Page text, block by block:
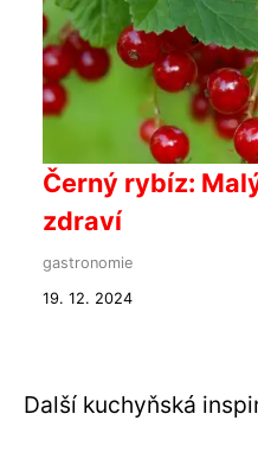
Černý rybíz:
zdraví
gastronomie
19. 12. 2024
Další kuchyňská